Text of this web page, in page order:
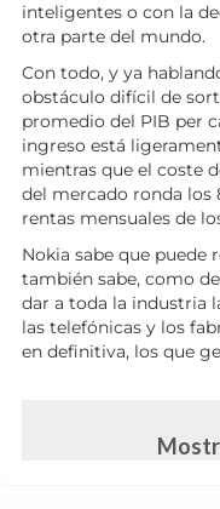
inteligentes o con la
otra parte del mundo.
Con todo, y ya
obstáculo difícil de
promedio del PIB per
ingreso está
mientras que el coste
del mercado ronda los
rentas mensuales de
Nokia sabe que puede
también sabe, como
dar a toda la industria
las telefónicas y los
en definitiva, los que